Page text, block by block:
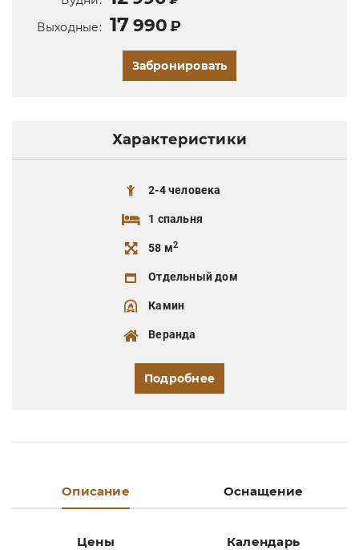
Выходные: 17 990 ₽
Забронировать
Характеристики
2-4 человека
1 спальня
58 м2
Отдельный дом
Камин
Веранда
Подробнее
Описание Оснащение
Цены Календарь